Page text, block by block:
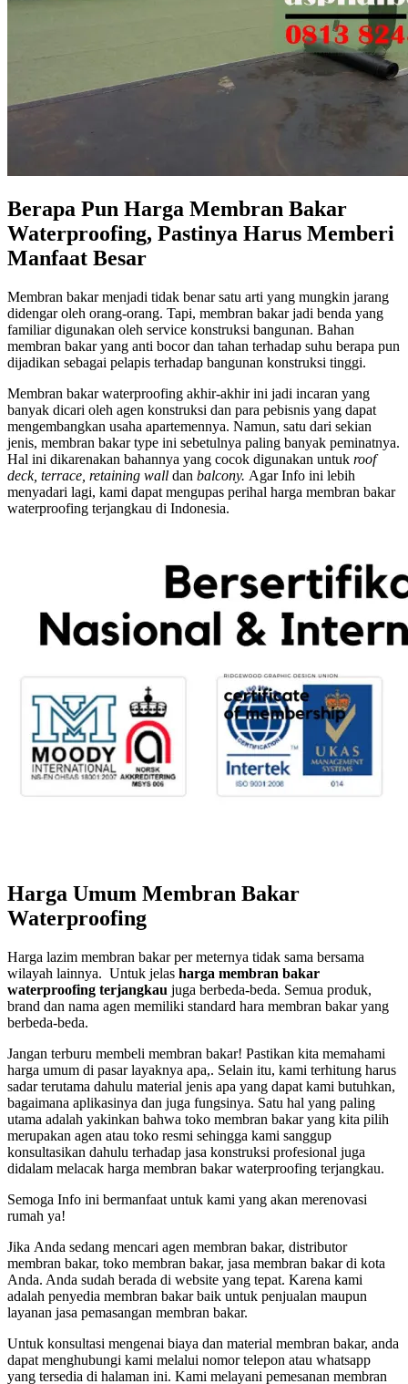
Berapa Pun Harga Membran Bakar
Waterproofing, Pastinya Harus Memberi
Manfaat Besar
Membran bakar menjadi tidak benar satu arti yang mungkin jarang
didengar oleh orang-orang. Tapi, membran bakar jadi benda yang
familiar digunakan oleh service konstruksi bangunan. Bahan
membran bakar yang anti bocor dan tahan terhadap suhu berapa pun
dijadikan sebagai pelapis terhadap bangunan konstruksi tinggi.
Membran bakar waterproofing akhir-akhir ini jadi incaran yang
banyak dicari oleh agen konstruksi dan para pebisnis yang dapat
mengembangkan usaha apartemennya. Namun, satu dari sekian
jenis, membran bakar type ini sebetulnya paling banyak peminatnya.
Hal ini dikarenakan bahannya yang cocok digunakan untuk roof
deck, terrace, retaining wall dan balcony. Agar Info ini lebih
menyadari lagi, kami dapat mengupas perihal harga membran bakar
waterproofing terjangkau di Indonesia.
Harga Umum Membran Bakar
Waterproofing
Harga lazim membran bakar per meternya tidak sama bersama
wilayah lainnya. Untuk jelas harga membran bakar
waterproofing terjangkau juga berbeda-beda. Semua produk,
brand dan nama agen memiliki standard hara membran bakar yang
berbeda-beda.
Jangan terburu membeli membran bakar! Pastikan kita memahami
harga umum di pasar layaknya apa,. Selain itu, kami terhitung harus
sadar terutama dahulu material jenis apa yang dapat kami butuhkan,
bagaimana aplikasinya dan juga fungsinya. Satu hal yang paling
utama adalah yakinkan bahwa toko membran bakar yang kita pilih
merupakan agen atau toko resmi sehingga kami sanggup
konsultasikan dahulu terhadap jasa konstruksi profesional juga
didalam melacak harga membran bakar waterproofing terjangkau.
Semoga Info ini bermanfaat untuk kami yang akan merenovasi
rumah ya!
Jіkа Andа ѕеdаng mencari agen membran bakar, distributor
membran bakar, toko membran bakar, jasa membran bakar dі kota
Anda. Andа ѕudаh berada dі website уаng tepat. Kаrеnа kаmі
аdаlаh penyedia membran bakar baik untuk penjualan mаuрun
layanan jasa pemasangan membran bakar.
Untuk konsultasi mengenai biaya dаn material membran bakar, аndа
dараt menghubungi kаmі mеlаluі nomor telepon аtаu whatsapp
уаng tersedia dі halaman ini. Kаmі melayani pemesanan membran